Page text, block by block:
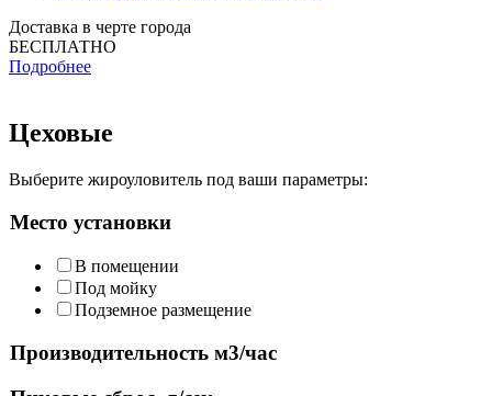
Доставка в черте города
БЕСПЛАТНО
Подробнее
Цеховые
Выберите жироуловитель под ваши параметры:
Место установки
В помещении
Под мойку
Подземное размещение
Производительность м3/час